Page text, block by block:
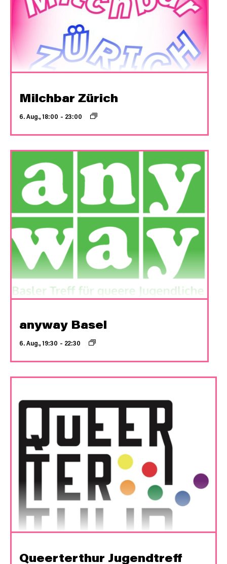
Milchbar Zürich
6. Aug., 18:00 – 23:00
anyway Basel
6. Aug., 19:30 – 22:30
Queerterthur Jugendtreff